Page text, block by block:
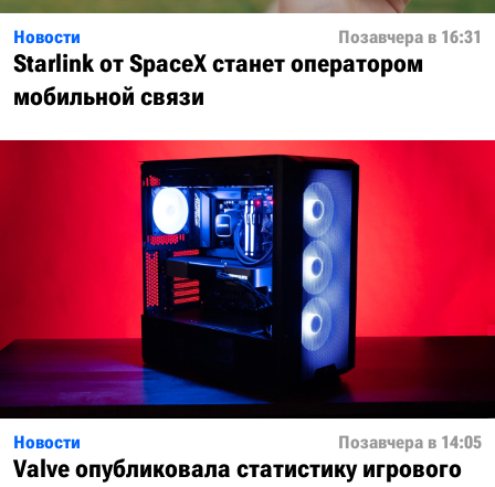
Новости Позавчера в 16:31
Starlink от SpaceX станет оператором
мобильной связи
Новости Позавчера в 14:05
Valve опубликовала статистику игрового